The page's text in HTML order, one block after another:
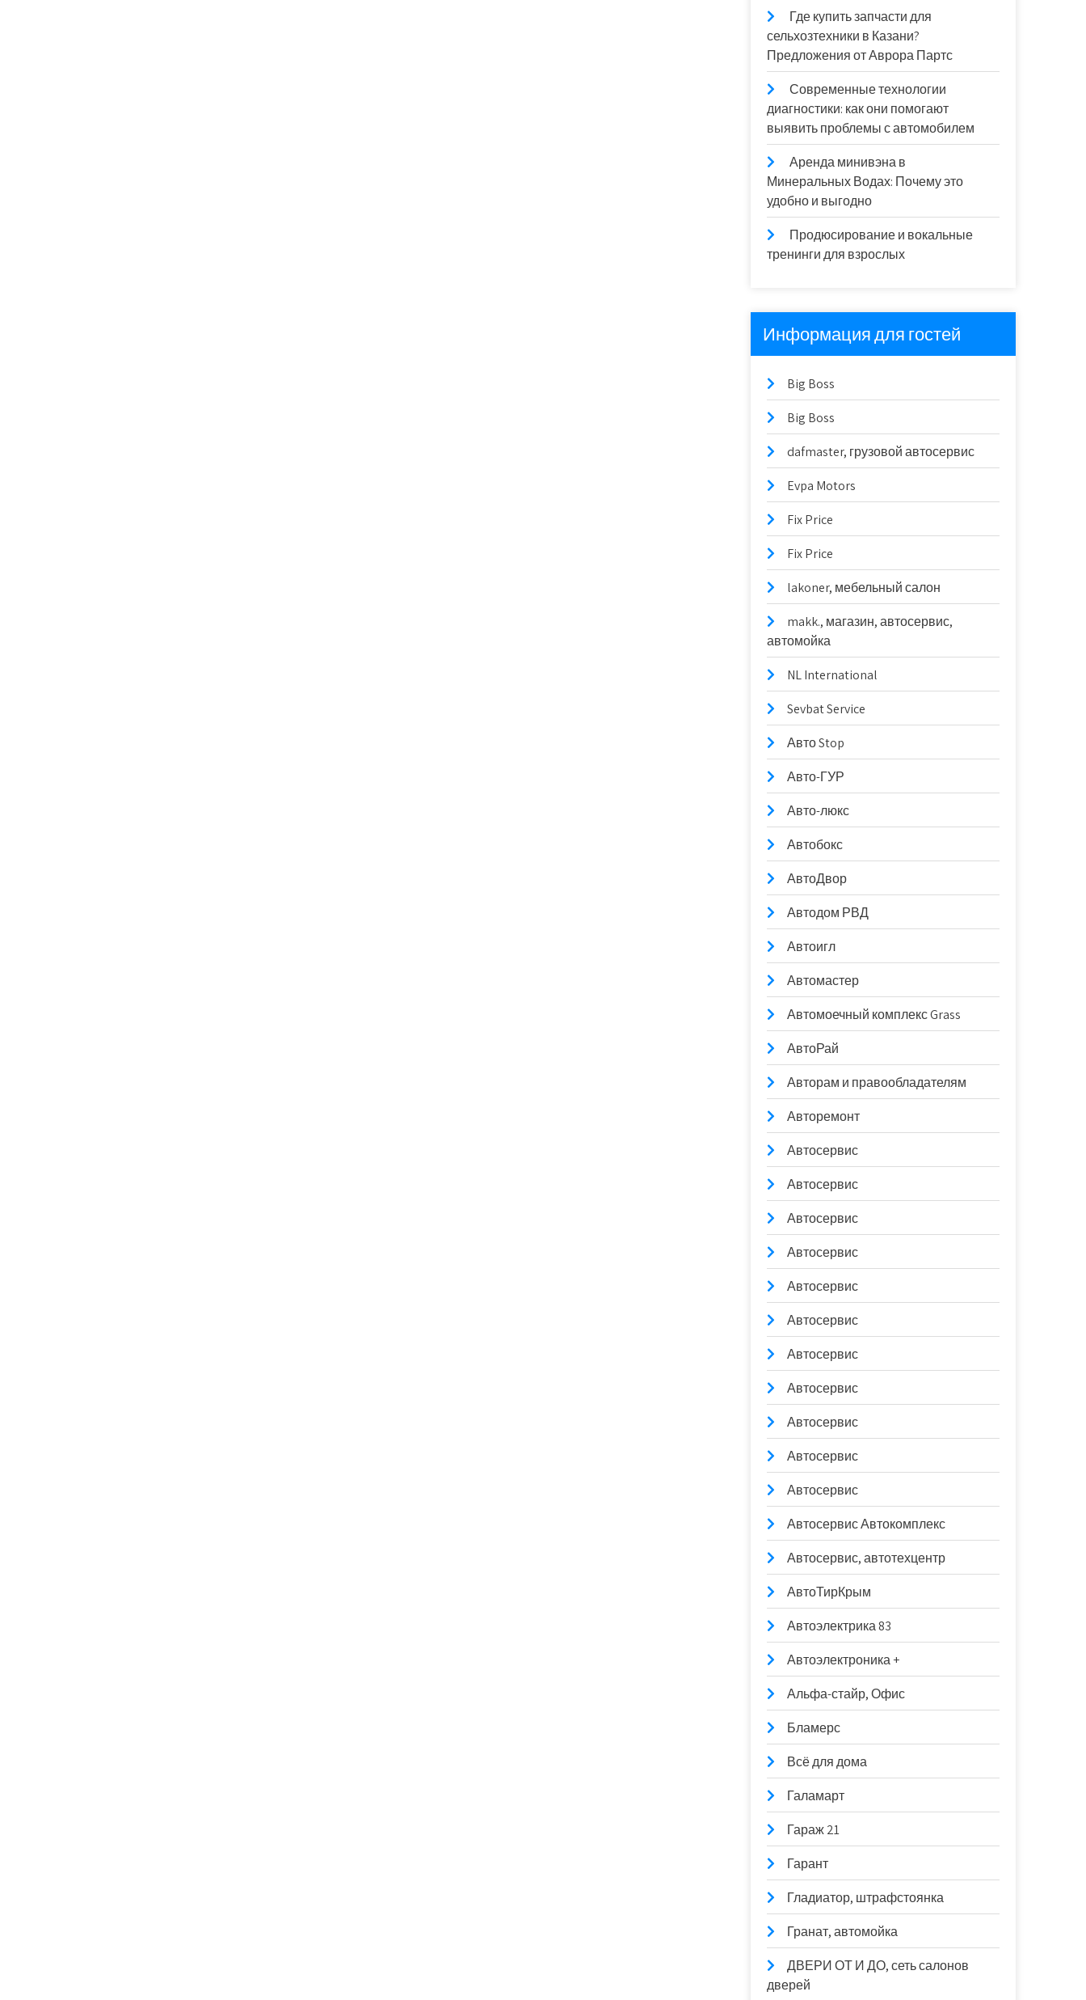
Где купить запчасти для
сельхозтехники в Казани?
Предложения от Аврора Партс
Современные технологии
диагностики: как они помогают
выявить проблемы с автомобилем
Аренда минивэна в
Минеральных Водах: Почему это
удобно и выгодно
Продюсирование и вокальные
тренинги для взрослых
Информация для гостей
Big Boss
Big Boss
dafmaster, грузовой автосервис
Evpa Motors
Fix Price
Fix Price
lakoner, мебельный салон
makk., магазин, автосервис,
автомойка
NL International
Sevbat Service
Авто Stop
Авто-ГУР
Авто-люкс
Автобокс
АвтоДвор
Автодом РВД
Автоигл
Автомастер
Автомоечный комплекс Grass
АвтоРай
Авторам и правообладателям
Авторемонт
Автосервис
Автосервис
Автосервис
Автосервис
Автосервис
Автосервис
Автосервис
Автосервис
Автосервис
Автосервис
Автосервис
Автосервис Автокомплекс
Автосервис, автотехцентр
АвтоТирКрым
Автоэлектрика 83
Автоэлектроника +
Альфа-стайр, Офис
Бламерс
Всё для дома
Галамарт
Гараж 21
Гарант
Гладиатор, штрафстоянка
Гранат, автомойка
ДВЕРИ ОТ И ДО, сеть салонов
дверей